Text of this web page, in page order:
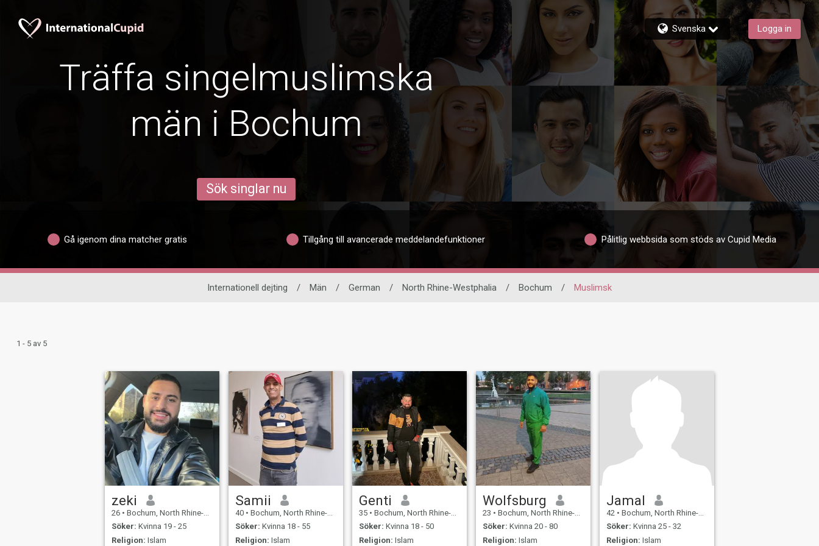
Svenska Logga in
Träffa singelmuslimska
män i Bochum
Sök singlar nu
Gå igenom dina matcher gratis Tillgång till avancerade meddelandefunktioner Pålitlig webbsida som stöds av Cupid Media
Internationell dejting / Män / German / North Rhine-Westphalia / Bochum / Muslimsk
1 - 5 av 5
zeki
26 • Bochum, North Rhine-Westphalia, Tyskland
Söker: Kvinna 19 - 25
Religion: Islam
Samii
40 • Bochum, North Rhine-Westphalia, Tyskland
Söker: Kvinna 18 - 55
Religion: Islam
Genti
35 • Bochum, North Rhine-Westphalia, Tyskland
Söker: Kvinna 18 - 50
Religion: Islam
Wolfsburg
23 • Bochum, North Rhine-Westphalia, Tyskland
Söker: Kvinna 20 - 80
Religion: Islam
Jamal
42 • Bochum, North Rhine-Westphalia, Tyskland
Söker: Kvinna 25 - 32
Religion: Islam